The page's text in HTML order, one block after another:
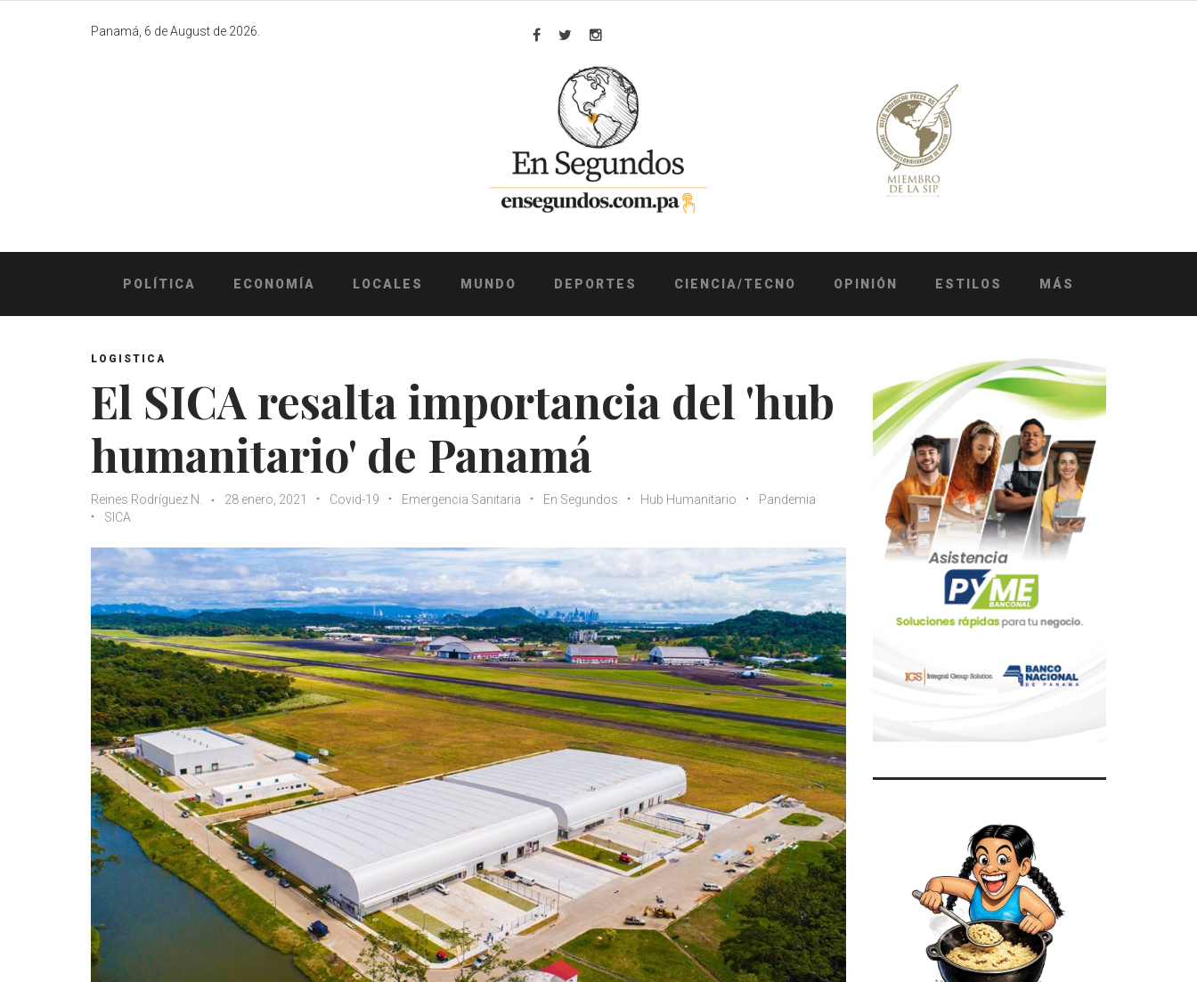
Panamá, 6 de August de 2026.
Facebook
TwitterInstagram
POLÍTICA ECONOMÍA LOCALES MUNDO DEPORTES CIENCIA/TECNO OPINIÓN ESTILOS MÁS
LOGISTICA
El SICA resalta importancia del 'hub
humanitario' de Panamá
Reines Rodríguez N. 28 enero, 2021 Covid-19 Emergencia Sanitaria En Segundos Hub Humanitario
Pandemia
SICA